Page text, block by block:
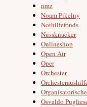
nmz
Noam Pikelny
Nothilfefonds
Nussknacker
Onlineshop
Open Air
Oper
Orchester
Osvaldo